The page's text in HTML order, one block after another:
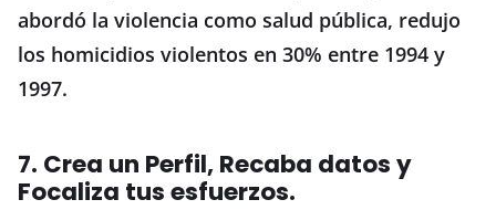
abordó la violencia como salud pública, redujo
los homicidios violentos en 30% entre 1994 y
1997.
7. Crea un Perfil, Recaba datos y
Focaliza tus esfuerzos.